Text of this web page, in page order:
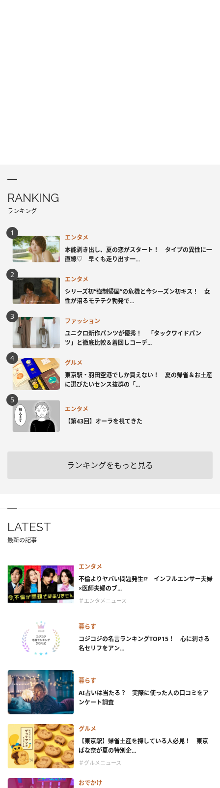
RANKING
ランキング
エンタメ
本能剥き出し、夏の恋がスタート！ タイプの異性に一
直線♡ 早くも走り出す一...
エンタメ
シリーズ初“強制帰国”の危機と今シーズン初キス！ 女
性が沼るモテテク勃発で...
ファッション
ユニクロ新作パンツが優秀！ 「タックワイドパン
ツ」と徹底比較＆着回しコーデ...
グルメ
東京駅・羽田空港でしか買えない！ 夏の帰省＆お土産
に選びたいセンス抜群の「...
エンタメ
【第43回】オーラを視てきた
ランキングをもっと見る
LATEST
最新の記事
エンタメ
不倫よりヤバい問題発生!? インフルエンサー夫婦
×医師夫婦のブ...
＃エンタメニュース
暮らす
コジコジの名言ランキングTOP15！ 心に刺さる
名セリフをアン...
暮らす
AI占いは当たる？ 実際に使った人の口コミをア
ンケート調査
グルメ
【東京駅】帰省土産を探している人必見！ 東京
ばな奈が夏の特別企...
＃グルメニュース
おでかけ